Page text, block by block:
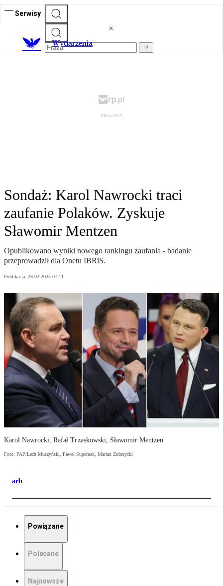
Serwisy
Wydarzenia
Sondaż: Karol Nawrocki traci
zaufanie Polaków. Zyskuje
Sławomir Mentzen
Opublikowano wyniki nowego rankingu zaufania - badanie
przeprowadził dla Onetu IBRiS.
Publikacja: 26.02.2025 07:11
Karol Nawrocki, Rafał Trzaskowski, Sławomir Mentzen
Foto: PAP/Lech Muszyński, Paweł Supernak, Marian Zubrzycki
arb
Powiązane
Polecane
Najnowsze